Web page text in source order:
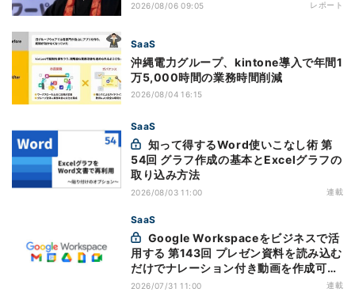
2026/08/06 09:05 レポート
SaaS
沖縄電力グループ、kintone導入で年間1
万5,000時間の業務時間削減
2026/08/04 16:15
SaaS
54回 グラフ作成の基本とExcelグラフの
取り込み方法
2026/08/03 11:00 連載
SaaS
用する 第143回 プレゼン資料を読み込む
だけでナレーション付き動画を作成可能
になった「Google Vids」
2026/07/31 11:00 連載